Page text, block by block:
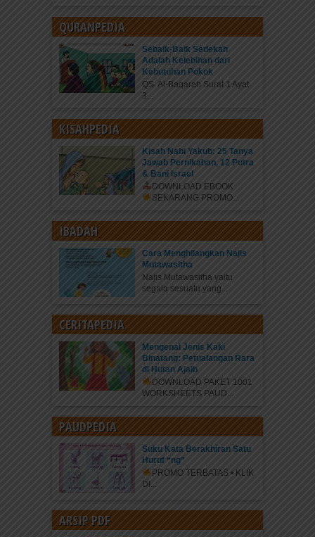
QURANPEDIA
Sebaik-Baik Sedekah
Adalah Kelebihan dari
Kebutuhan Pokok
QS. Al-Baqarah Surat 1 Ayat
3...
KISAHPEDIA
Kisah Nabi Yakub: 25 Tanya
Jawab Pernikahan, 12 Putra
& Bani Israel
DOWNLOAD EBOOK
SEKARANG PROMO...
IBADAH
Cara Menghilangkan Najis
Mutawasitha
Najis Mutawasitha yaitu
segala sesuatu yang...
CERITAPEDIA
Mengenal Jenis Kaki
Binatang: Petualangan Rara
di Hutan Ajaib
DOWNLOAD PAKET 1001
WORKSHEETS PAUD...
PAUDPEDIA
Suku Kata Berakhiran Satu
Huruf “ng”
PROMO TERBATAS • KLIK
DI...
ARSIP PDF